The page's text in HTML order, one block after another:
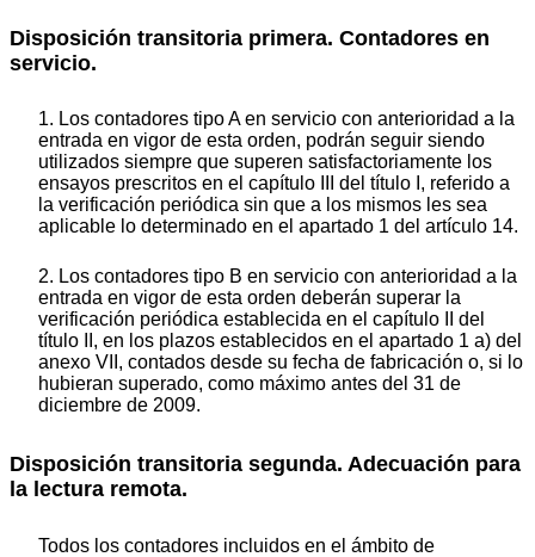
Disposición transitoria primera. Contadores en
servicio.
1. Los contadores tipo A en servicio con anterioridad a la
entrada en vigor de esta orden, podrán seguir siendo
utilizados siempre que superen satisfactoriamente los
ensayos prescritos en el capítulo III del título I, referido a
la verificación periódica sin que a los mismos les sea
aplicable lo determinado en el apartado 1 del artículo 14.
2. Los contadores tipo B en servicio con anterioridad a la
entrada en vigor de esta orden deberán superar la
verificación periódica establecida en el capítulo II del
título II, en los plazos establecidos en el apartado 1 a) del
anexo VII, contados desde su fecha de fabricación o, si lo
hubieran superado, como máximo antes del 31 de
diciembre de 2009.
Disposición transitoria segunda. Adecuación para
la lectura remota.
Todos los contadores incluidos en el ámbito de